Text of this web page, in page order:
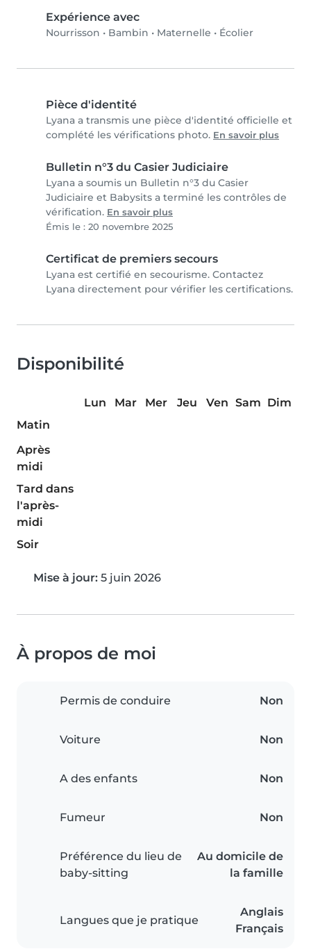
Expérience avec
Nourrisson • Bambin • Maternelle • Écolier
Pièce d'identité
Lyana a transmis une pièce d'identité officielle et
complété les vérifications photo. En savoir plus
Bulletin n°3 du Casier Judiciaire
Lyana a soumis un Bulletin n°3 du Casier
Judiciaire et Babysits a terminé les contrôles de
vérification. En savoir plus
Émis le : 20 novembre 2025
Certificat de premiers secours
Lyana est certifié en secourisme. Contactez
Lyana directement pour vérifier les certifications.
Disponibilité
Lun Mar Mer Jeu Ven Sam Dim
Matin
Après
midi
Tard dans
l'après-
midi
Soir
Mise à jour: 5 juin 2026
À propos de moi
Permis de conduire Non
Voiture Non
A des enfants Non
Fumeur Non
Préférence du lieu de
baby-sitting
Au domicile de
la famille
Langues que je pratique
Anglais
Français